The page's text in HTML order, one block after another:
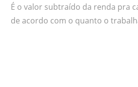
É o valor subtraído da renda pra
de acordo com o quanto o